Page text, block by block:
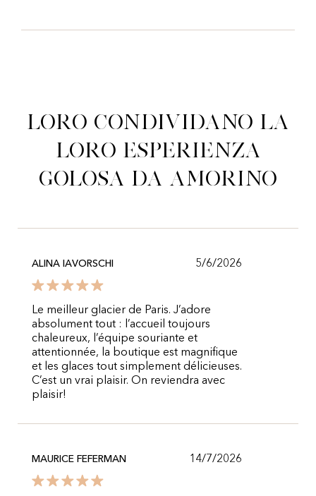
Loro condividano la
loro esperienza
golosa da Amorino
ALINA IAVORSCHI 5/6/2026
Le meilleur glacier de Paris. J’adore
absolument tout : l’accueil toujours
chaleureux, l’équipe souriante et
attentionnée, la boutique est magnifique
et les glaces tout simplement délicieuses.
C’est un vrai plaisir. On reviendra avec
plaisir!
MAURICE FEFERMAN 14/7/2026